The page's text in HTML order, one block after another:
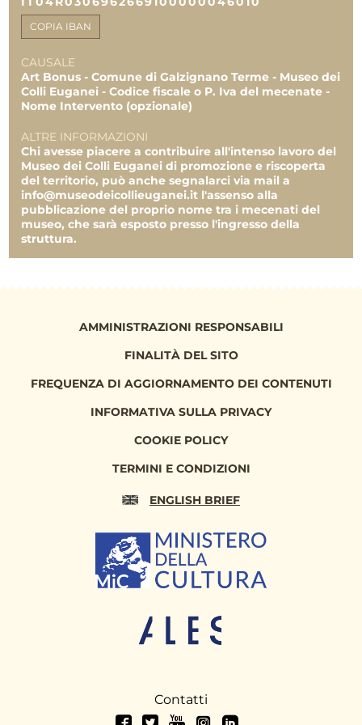
7.027,20 €
Uscite 11.2023
TOTALE
19.500,00 €
19.500,00 €
COPIA IBAN
CAUSALE
Art Bonus - Comune di Galzignano Terme - Museo dei
Colli Euganei - Codice fiscale o P. Iva del mecenate -
Nome Intervento (opzionale)
ALTRE INFORMAZIONI
Chi avesse piacere a contribuire all'intenso lavoro del
Museo dei Colli Euganei di promozione e riscoperta
del territorio, può anche segnalarci via mail a
info@museodeicollieuganei.it l'assenso alla
pubblicazione del proprio nome tra i mecenati del
museo, che sarà esposto presso l'ingresso della
struttura.
AMMINISTRAZIONI RESPONSABILI
FINALITÀ DEL SITO
FREQUENZA DI AGGIORNAMENTO DEI CONTENUTI
INFORMATIVA SULLA PRIVACY
COOKIE POLICY
TERMINI E CONDIZIONI
ENGLISH BRIEF
Contatti